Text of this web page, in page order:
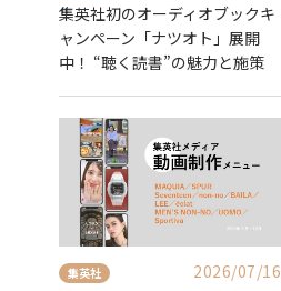
集英社初のオーディオブックキ
ャンペーン「ナツオト」展開
中！ “聴く読書”の魅力と施策
集英社
2026/07/16